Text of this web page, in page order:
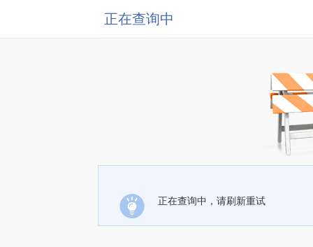
正在查询中
正在查询中，请刷新重试